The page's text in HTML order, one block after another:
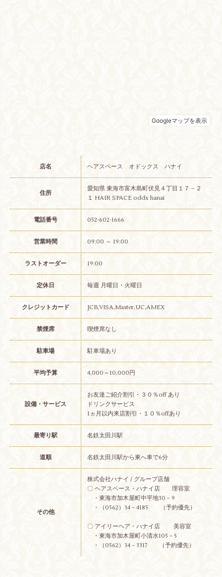
店名 ヘアスペース オドックス ハナイ
住所
愛知県 東海市富木島町伏見４丁目１７－２
１ HAIR SPACE oddx hanai
電話番号 052-602-1666
営業時間 09:00 ～ 19:00
ラストオーダー 19:00
定休日 毎週 月曜日・火曜日
クレジットカード JCB,VISA,Master,UC,AMEX
禁煙席 喫煙席なし
駐車場 駐車場あり
平均予算 4,000～10,000円
設備・サービス
お友達ご紹介割引・３０％off あり
ドリンクサービス
1ヵ月以内来店割引・１０％offあり
最寄り駅 名鉄太田川駅
道順 名鉄太田川駅から東へ車で6分
その他
株式会社ハナイ / グループ店舗
〇 ヘアスペース・ハナイ店 理容室
・東海市加木屋町中平地30－9
・（0562）34－4185 （予約優先）
〇 アイリーヘア・ハナイ店 美容室
・東海市加木屋町小清水105－5
・（0562）34－3317 （予約優先）